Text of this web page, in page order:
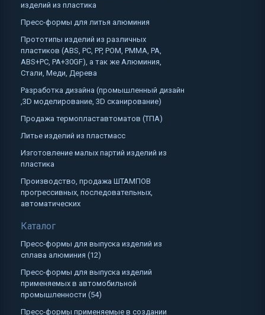
изделий из пластика
Пресс-формы для литья алюминия
Прототипы изделий из различных
пластиков (ABS, PC, PP, POM, PMMA, PA,
ABS+PC, PA+30GF), а так же Алюминия,
Стали, Меди, Дерева
Разработка дизайна (промышленный дизайн
,3D моделирование, 3D сканирование)
Продажа термопластавтоматов (ТПА)
Литье изделий из пластмасс
Изготовление малых партий изделий из
пластика
Производство, продажа ШТАМПОВ
прогрессивных, последовательных,
автоматических
Каталог
Пресс-формы для выпуска изделий из
сплава алюминия (12)
Пресс-формы для выпуска изделий
применяемых в автомобильной
промышленности (54)
Пресс-формы применяемые в создании